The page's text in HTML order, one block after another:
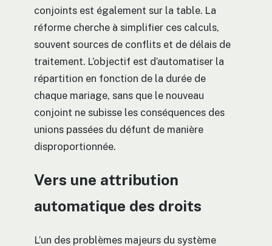
conjoints est également sur la table. La
réforme cherche à simplifier ces calculs,
souvent sources de conflits et de délais de
traitement. L’objectif est d’automatiser la
répartition en fonction de la durée de
chaque mariage, sans que le nouveau
conjoint ne subisse les conséquences des
unions passées du défunt de manière
disproportionnée.
Vers une attribution
automatique des droits
L’un des problèmes majeurs du système